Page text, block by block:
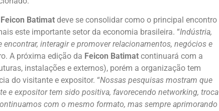
Feicon Batimat deve se consolidar como o principal encontro
este importante setor da economia brasileira. “Indústria,
interagir e promover relacionamentos, negócios e
A próxima edição da Feicon Batimat continuará com a
instalações e externos), porém a organização tem
do visitante e expositor. “Nossas pesquisas mostram que
e expositor tem sido positiva, favorecendo networking, troca
com o mesmo formato, mas sempre aprimorando